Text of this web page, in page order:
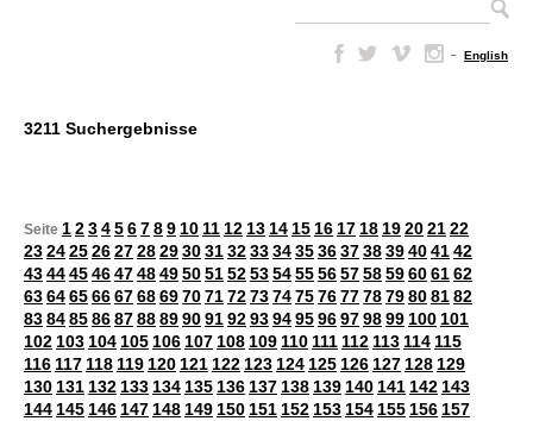
– English
3211 Suchergebnisse
Seite 123456789 10 11 12 13 14 15 16 17 18 19202122
2324252627282930313233343536373839404142
4344454647484950515253545556575859606162
6364656667686970717273747576777879808182
8384858687888990919293949596979899 100 101
102 103 104 105 106 107 108 109 110 111 112 113 114 115
116 117 118 119 120 121 122 123 124 125 126 127 128 129
130 131 132 133 134 135 136 137 138 139 140 141 142 143
144 145 146 147 148 149 150 151 152 153 154 155 156 157